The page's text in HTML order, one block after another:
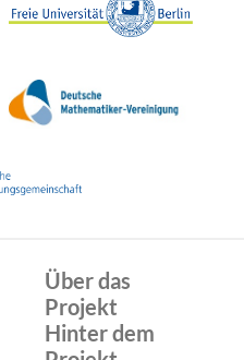
Über das
Projekt
Hinter dem